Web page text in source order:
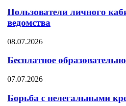
Пользователи личного
ведомства
08.07.2026
Бесплатное
07.07.2026
Борьба с нелегальными